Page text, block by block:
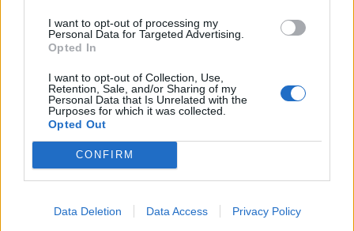
I want to opt-out of processing my
Personal Data for Targeted Advertising.
Opted In
I want to opt-out of Collection, Use,
Retention, Sale, and/or Sharing of my
Personal Data that Is Unrelated with the
Purposes for which it was collected.
Opted Out
CONFIRM
Data Deletion Data Access Privacy Policy